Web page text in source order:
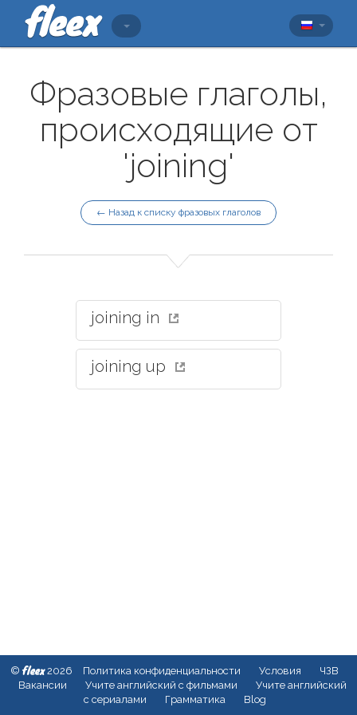
Фразовые глаголы,
происходящие от
'joining'
← Назад к списку фразовых глаголов
joining in
joining up
© fleex2026 Политика конфиденциальности Условия
ЧЗВ
Вакансии
Учите английский с фильмами
Учите английский
с сериалами
Грамматика Blog